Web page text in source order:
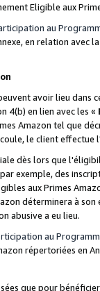
Eligible aux
au
en relation avec
avoir lieu dans
4(b) en lien avec les «
Amazon tel que
le client
dès lors que
exemple, des
aux Primes
déterminera à
abusive a eu lieu.
au
répertoriées en
que pour